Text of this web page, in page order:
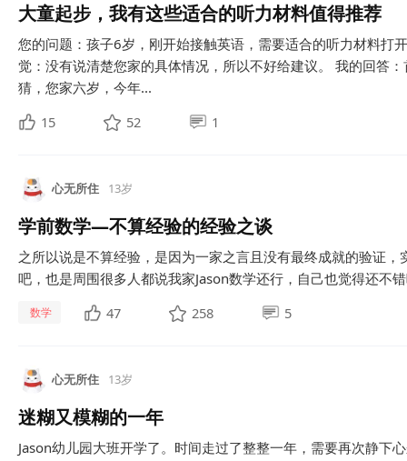
大童起步，我有这些适合的听力材料值得推荐
您的问题：孩子6岁，刚开始接触英语，需要适合的听力材料打
觉：没有说清楚您家的具体情况，所以不好给建议。 我的回答
猜，您家六岁，今年...
15
52 1
心无所住 13岁
学前数学—不算经验的经验之谈
之所以说是不算经验，是因为一家之言且没有最终成就的验证
吧，也是周围很多人都说我家Jason数学还行，自己也觉得还不
数学 47 258 5
心无所住 13岁
迷糊又模糊的一年
Jason幼儿园大班开学了。时间走过了整整一年，需要再次静下